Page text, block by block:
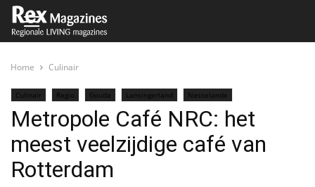
Home Culinair
Culinair Regio Gouda Lansingerland Nesselande
Metropole Café NRC: het
meest veelzijdige café van
Rotterdam